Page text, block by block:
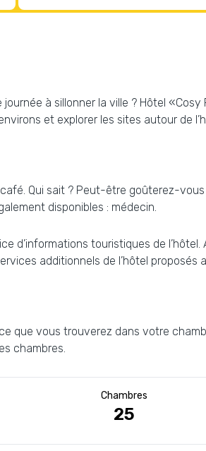
à sillonner la ville ? Hôtel
et explorer les sites autour de
Qui sait ? Peut-être goûterez-
disponibles : médecin.
d’informations touristiques de
additionnels de l’hôtel proposés
que vous trouverez dans votre
chambres.
Chambres
25